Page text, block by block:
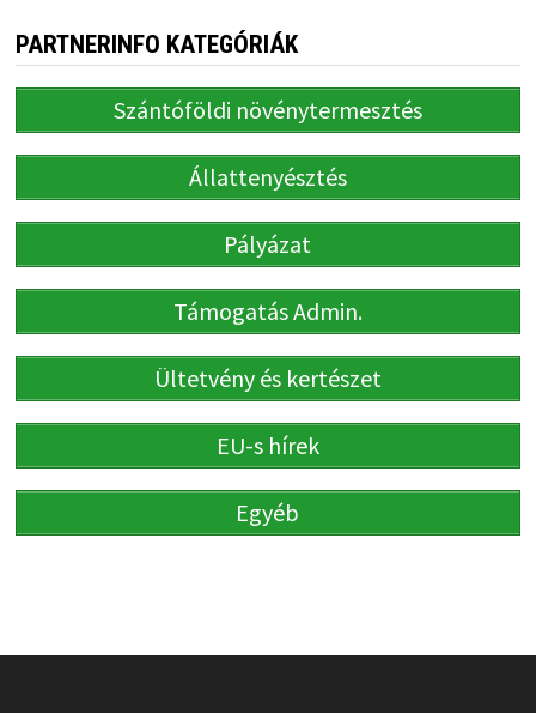
PARTNERINFO KATEGÓRIÁK
Szántóföldi növénytermesztés
Állattenyésztés
Pályázat
Támogatás Admin.
Ültetvény és kertészet
EU-s hírek
Egyéb